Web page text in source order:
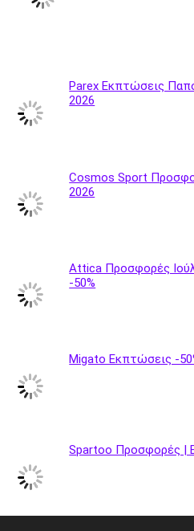
Parex Εκπτώσεις
2026
Cosmos Sport
2026
Attica Προσφορές
-50%
Migato Εκπτώσεις -
Spartoo Προσφορές |